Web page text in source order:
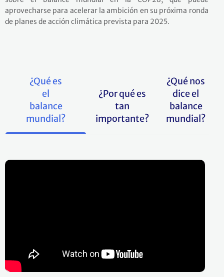
aprovecharse para acelerar la ambición en su próxima ronda
de planes de acción climática prevista para 2025.
¿Qué es
el
balance
mundial?
¿Por qué es
tan
importante?
¿Qué nos
dice el
balance
mundial?